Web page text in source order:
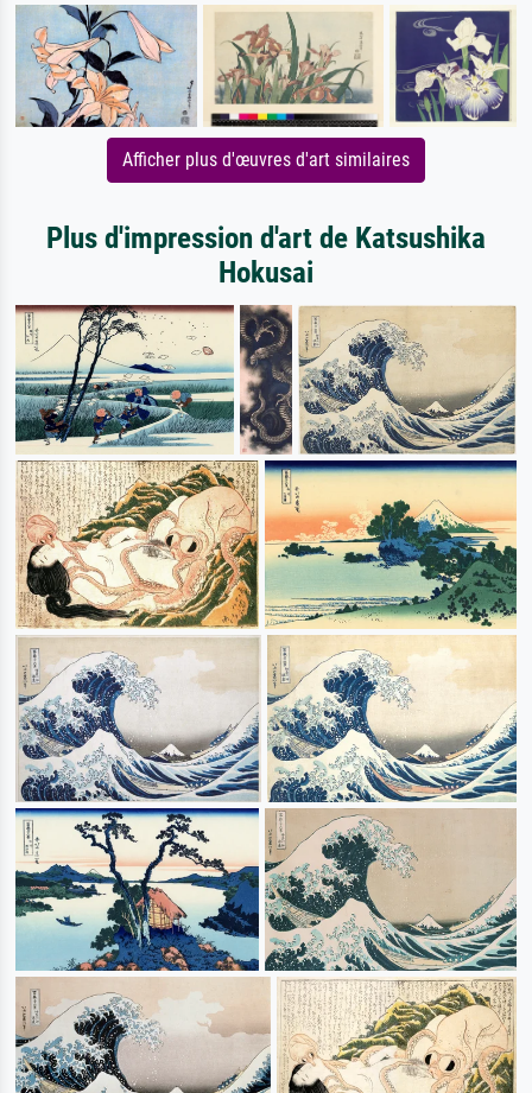
Afficher plus d'œuvres d'art similaires
Plus d'impression d'art de Katsushika
Hokusai